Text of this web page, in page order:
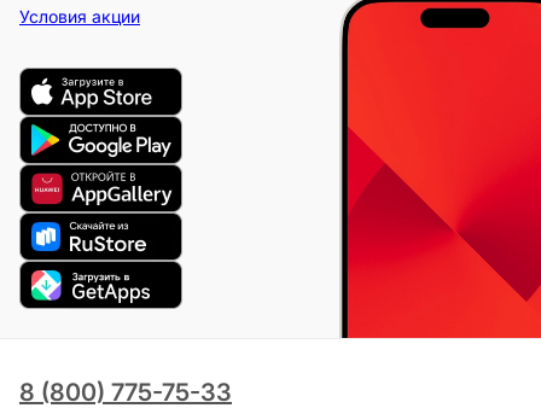
Условия акции
8 (800) 775-75-33